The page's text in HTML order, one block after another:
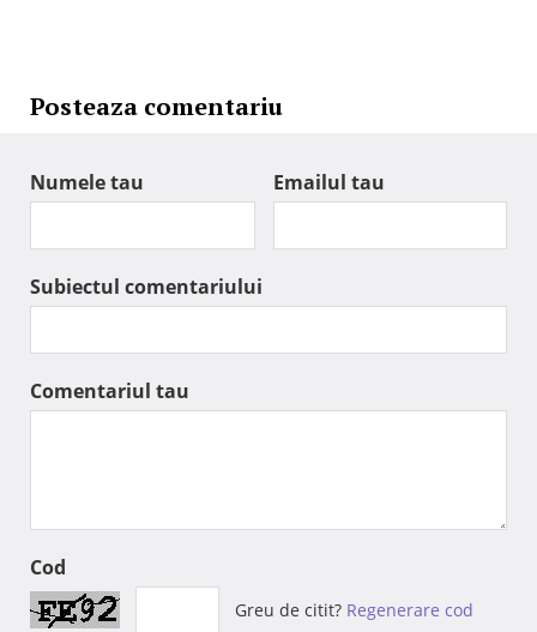
Posteaza comentariu
Numele tau Emailul tau
Subiectul comentariului
Comentariul tau
Cod
Greu de citit? Regenerare cod